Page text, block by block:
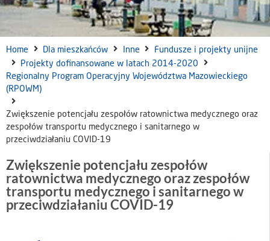
Home Dla mieszkańców Inne
Fundusze i projekty unijne
Projekty dofinansowane w latach 2014-2020
Regionalny Program Operacyjny Województwa Mazowieckiego
(RPOWM)
Zwiększenie potencjału zespołów ratownictwa medycznego oraz
zespołów transportu medycznego i sanitarnego w
przeciwdziałaniu COVID-19
Zwiększenie potencjału zespołów
ratownictwa medycznego oraz zespołów
transportu medycznego i sanitarnego w
przeciwdziałaniu COVID-19